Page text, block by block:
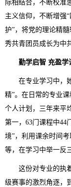
际相结合，不断校准
主义信仰，不断增强
护”，将党的理论精
秀共青团员成长为中
勤学启智 充盈学
在专业学习中，
精”。在日常的专业
个人计划，三年来平
第一，63门课程中44
境”，利用课余时间
等，在学习中举一反
这份对专业的执
级赛事的激烈角逐，